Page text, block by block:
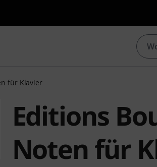
für Klavier
Editions
Noten für